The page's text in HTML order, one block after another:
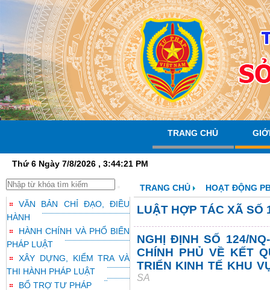
TRANG CHỦ
Thứ 6 Ngày 7/8/2026 , 3:44:21 PM
VĂN BẢN CHỈ ĐẠO, ĐIỀU
HÀNH
HÀNH CHÍNH VÀ PHỔ BIẾN
PHÁP LUẬT
XÂY DỰNG, KIỂM TRA VÀ
THI HÀNH PHÁP LUẬT
BỔ TRỢ TƯ PHÁP
TRANG CHỦ HOẠT ĐỘNG
LUẬT HỢP TÁC XÃ SỐ
NGHỊ ĐỊNH SỐ 124/
CHÍNH PHỦ VỀ KẾT
TRIỂN KINH TẾ KHU
SA